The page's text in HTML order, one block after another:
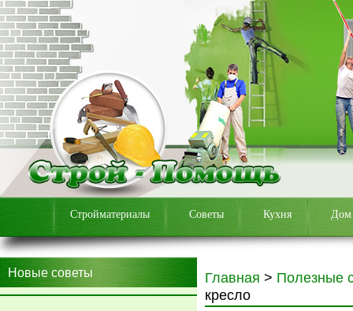
Стройматериалы Советы Кухня Дом
Новые советы Главная > Полезные
кресло